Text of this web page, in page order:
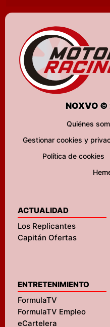
NOXVO ©
Quiénes
Gestionar cookies y
Política de cookies
ACTUALIDAD
Los Replicantes
Capitán Ofertas
ENTRETENIMIENTO
FormulaTV
FormulaTV Empleo
eCartelera